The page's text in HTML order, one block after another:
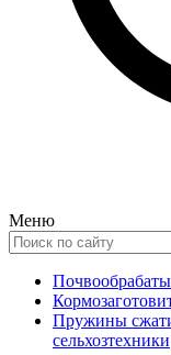
Меню
Пружины
сельхозтехники